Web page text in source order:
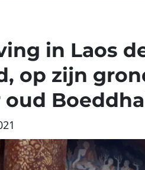
in Laos
op zijn
oud